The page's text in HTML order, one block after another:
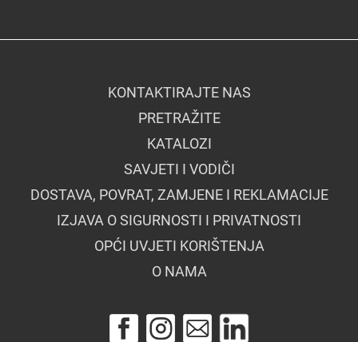
KONTAKTIRAJTE NAS
PRETRAŽITE
KATALOZI
SAVJETI I VODIČI
DOSTAVA, POVRAT, ZAMJENE I REKLAMACIJE
IZJAVA O SIGURNOSTI I PRIVATNOSTI
OPĆI UVJETI KORIŠTENJA
O NAMA